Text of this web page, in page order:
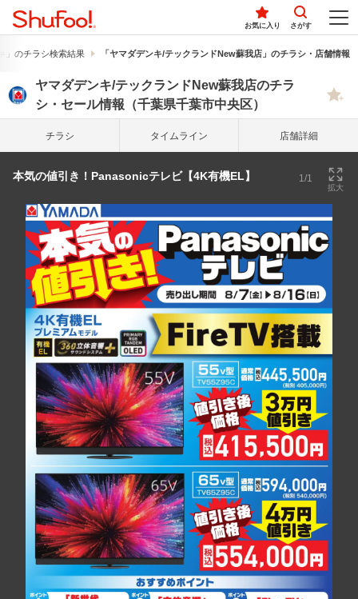
お気に入り さがす
」のチラシ検索結果 「ヤマダデンキ/テックランドNew蘇我店」のチラシ・店舗情報
ヤマダデンキ/テックランドNew蘇我店のチラ
シ・セール情報（千葉県千葉市中央区）
チラシ タイム ライン 店舗詳細
本気の値引き！Panasonicテレビ【4K有機EL】 1/1
拡大